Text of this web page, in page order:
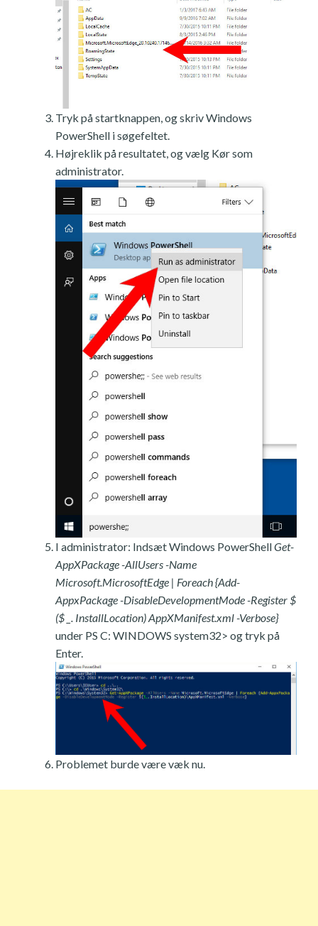
Tryk på startknappen, og skriv Windows
PowerShell i søgefeltet.
Højreklik på resultatet, og vælg Kør som
administrator.
I administrator: Indsæt Windows PowerShellGet-
AppXPackage -AllUsers -Name
Microsoft.MicrosoftEdge | Foreach {Add-
AppxPackage -DisableDevelopmentMode -Register $
($ _. InstallLocation) AppXManifest.xml -Verbose}
under PS C: WINDOWS system32> og tryk på
Enter.
Problemet burde være væk nu.